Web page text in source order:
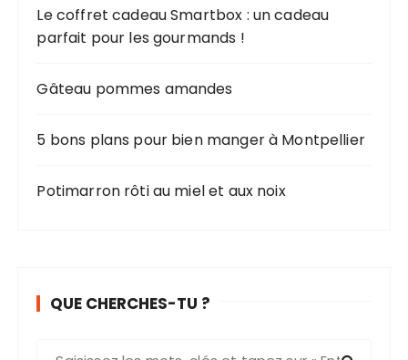
Le coffret cadeau Smartbox : un cadeau
parfait pour les gourmands !
Gâteau pommes amandes
5 bons plans pour bien manger à Montpellier
Potimarron rôti au miel et aux noix
QUE CHERCHES-TU ?